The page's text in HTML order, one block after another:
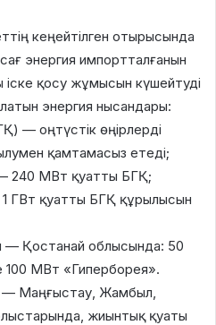
кеңейтілген отырысында
энергия импортталғанын
іске қосу жұмысын күшейтуді
энергия нысандары:
— оңтүстік өңірлерді
қамтамасыз етеді;
240 МВт қуатты БГҚ;
ГВт қуатты БГҚ құрылысын
— Қостанай облысында: 50
МВт «Гиперборея».
— Маңғыстау, Жамбыл,
жиынтық қуаты